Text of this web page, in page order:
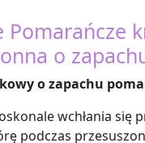
Pomarańcze
o
o zapachu
wchłania się
podczas